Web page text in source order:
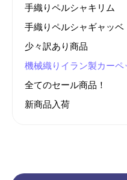
手織りペルシャキリム
手織りペルシャギャッベ
少々訳あり商品
機械織りイラン製カーペ
全てのセール商品！
新商品入荷